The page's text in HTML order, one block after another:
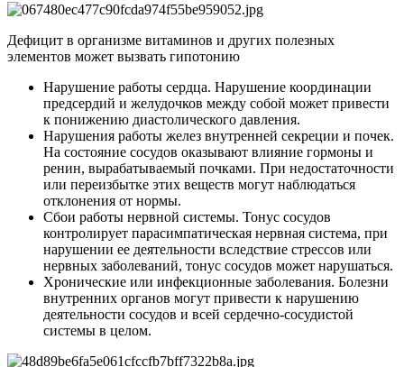
Дефицит в организме витаминов и других полезных
элементов может вызвать гипотонию
Нарушение работы сердца. Нарушение координации
предсердий и желудочков между собой может привести
к понижению диастолического давления.
Нарушения работы желез внутренней секреции и почек.
На состояние сосудов оказывают влияние гормоны и
ренин, вырабатываемый почками. При недостаточности
или переизбытке этих веществ могут наблюдаться
отклонения от нормы.
Сбои работы нервной системы. Тонус сосудов
контролирует парасимпатическая нервная система, при
нарушении ее деятельности вследствие стрессов или
нервных заболеваний, тонус сосудов может нарушаться.
Хронические или инфекционные заболевания. Болезни
внутренних органов могут привести к нарушению
деятельности сосудов и всей сердечно-сосудистой
системы в целом.